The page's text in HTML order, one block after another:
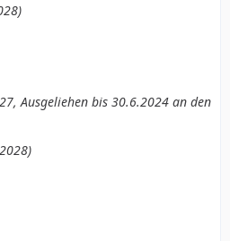
Ausgeliehen bis 30.6.2024 an den